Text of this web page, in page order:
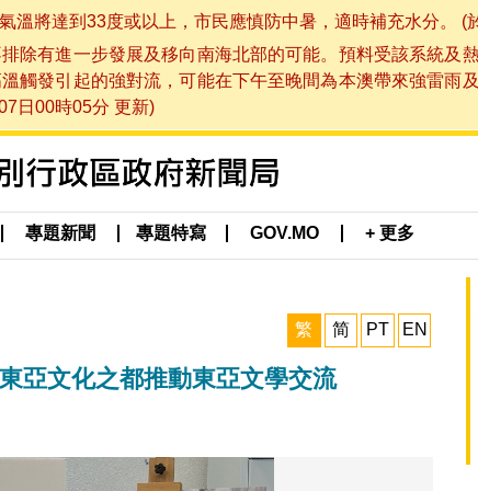
溫將達到33度或以上，市民應慎防中暑，適時補充水分。 (
除有進一步發展及移向南海北部的可能。預料受該系統及
觸發引起的強對流，可能在下午至晚間為本澳帶來強雷雨
日00時05分 更新)
專題新聞 專題特寫 GOV.MO + 更多
繁 简 PT EN
亞文化之都推動東亞文學交流